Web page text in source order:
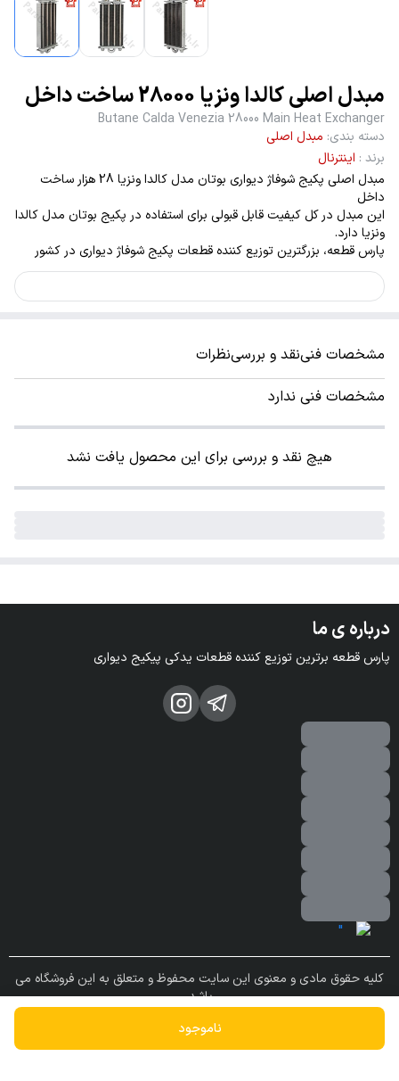
مبدل اصلی کالدا ونزیا 28000 ساخت داخل
Butane Calda Venezia 28000 Main Heat Exchanger
دسته بندی: مبدل اصلی
برند : اینترنال
مبدل اصلی پکیج شوفاژ دیواری بوتان مدل کالدا ونزیا 28 هزار ساخت
داخل
این مبدل در کل کیفیت قابل قبولی برای استفاده در پکیج بوتان مدل کالدا
ونزیا دارد.
پارس قطعه، بزرگترین توزیع کننده قطعات پکیج شوفاژ دیواری در کشور
ناموجود
مشخصات فنینقد و بررسینظرات
مشخصات فنی ندارد
هیچ نقد و بررسی برای این محصول یافت نشد
درباره ی ما
پارس قطعه برترین توزیع کننده قطعات یدکی پیکیج دیواری
کلیه حقوق مادی و معنوی این سایت محفوظ و متعلق به این فروشگاه می
باشد.